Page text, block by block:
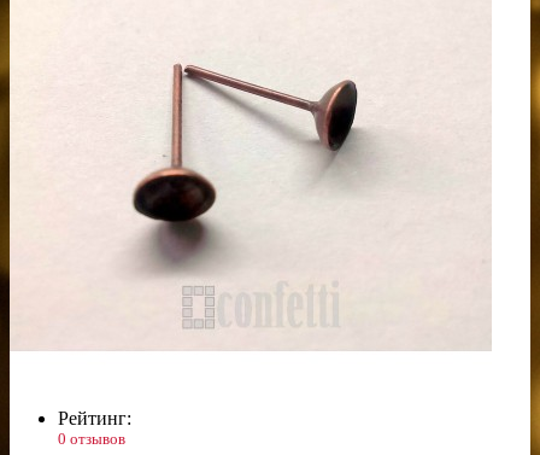
Рейтинг:
0 отзывов